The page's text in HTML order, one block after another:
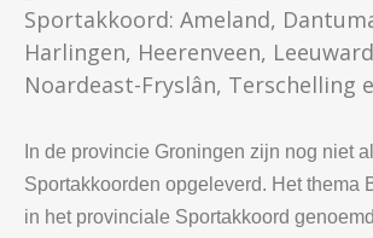
Sportakkoord: Ameland,
Harlingen, Heerenveen,
Noardeast-Fryslân, Terschelling
In de provincie Groningen zijn nog niet
Sportakkoorden opgeleverd. Het thema
in het provinciale Sportakkoord